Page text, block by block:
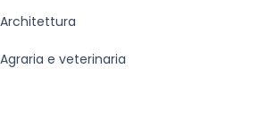
Architettura
Agraria e veterinaria